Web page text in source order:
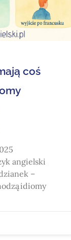
coś
angielski
–
idiomy